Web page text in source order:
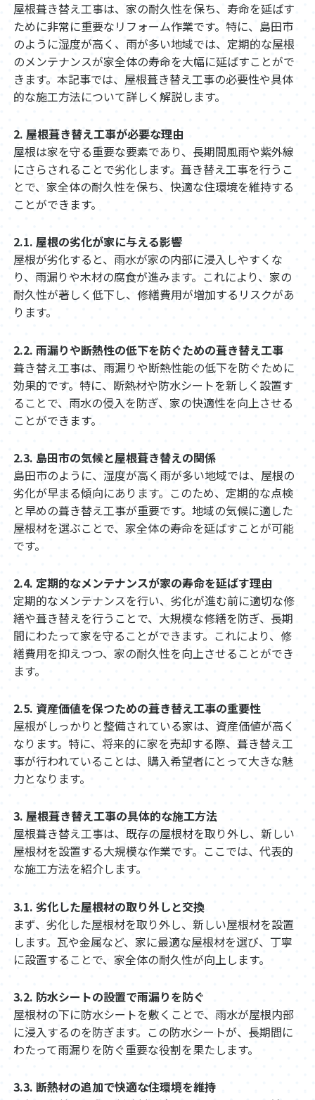
屋根葺き替え工事は、家の耐久性を保ち、寿命を延ばす
ために非常に重要なリフォーム作業です。特に、島田市
のように湿度が高く、雨が多い地域では、定期的な屋根
のメンテナンスが家全体の寿命を大幅に延ばすことがで
きます。本記事では、屋根葺き替え工事の必要性や具体
的な施工方法について詳しく解説します。
2. 屋根葺き替え工事が必要な理由
屋根は家を守る重要な要素であり、長期間風雨や紫外線
にさらされることで劣化します。葺き替え工事を行うこ
とで、家全体の耐久性を保ち、快適な住環境を維持する
ことができます。
2.1. 屋根の劣化が家に与える影響
屋根が劣化すると、雨水が家の内部に浸入しやすくな
り、雨漏りや木材の腐食が進みます。これにより、家の
耐久性が著しく低下し、修繕費用が増加するリスクがあ
ります。
2.2. 雨漏りや断熱性の低下を防ぐための葺き替え工事
葺き替え工事は、雨漏りや断熱性能の低下を防ぐために
効果的です。特に、断熱材や防水シートを新しく設置す
ることで、雨水の侵入を防ぎ、家の快適性を向上させる
ことができます。
2.3. 島田市の気候と屋根葺き替えの関係
島田市のように、湿度が高く雨が多い地域では、屋根の
劣化が早まる傾向にあります。このため、定期的な点検
と早めの葺き替え工事が重要です。地域の気候に適した
屋根材を選ぶことで、家全体の寿命を延ばすことが可能
です。
2.4. 定期的なメンテナンスが家の寿命を延ばす理由
定期的なメンテナンスを行い、劣化が進む前に適切な修
繕や葺き替えを行うことで、大規模な修繕を防ぎ、長期
間にわたって家を守ることができます。これにより、修
繕費用を抑えつつ、家の耐久性を向上させることができ
ます。
2.5. 資産価値を保つための葺き替え工事の重要性
屋根がしっかりと整備されている家は、資産価値が高く
なります。特に、将来的に家を売却する際、葺き替え工
事が行われていることは、購入希望者にとって大きな魅
力となります。
3. 屋根葺き替え工事の具体的な施工方法
屋根葺き替え工事は、既存の屋根材を取り外し、新しい
屋根材を設置する大規模な作業です。ここでは、代表的
な施工方法を紹介します。
3.1. 劣化した屋根材の取り外しと交換
まず、劣化した屋根材を取り外し、新しい屋根材を設置
します。瓦や金属など、家に最適な屋根材を選び、丁寧
に設置することで、家全体の耐久性が向上します。
3.2. 防水シートの設置で雨漏りを防ぐ
屋根材の下に防水シートを敷くことで、雨水が屋根内部
に浸入するのを防ぎます。この防水シートが、長期間に
わたって雨漏りを防ぐ重要な役割を果たします。
3.3. 断熱材の追加で快適な住環境を維持